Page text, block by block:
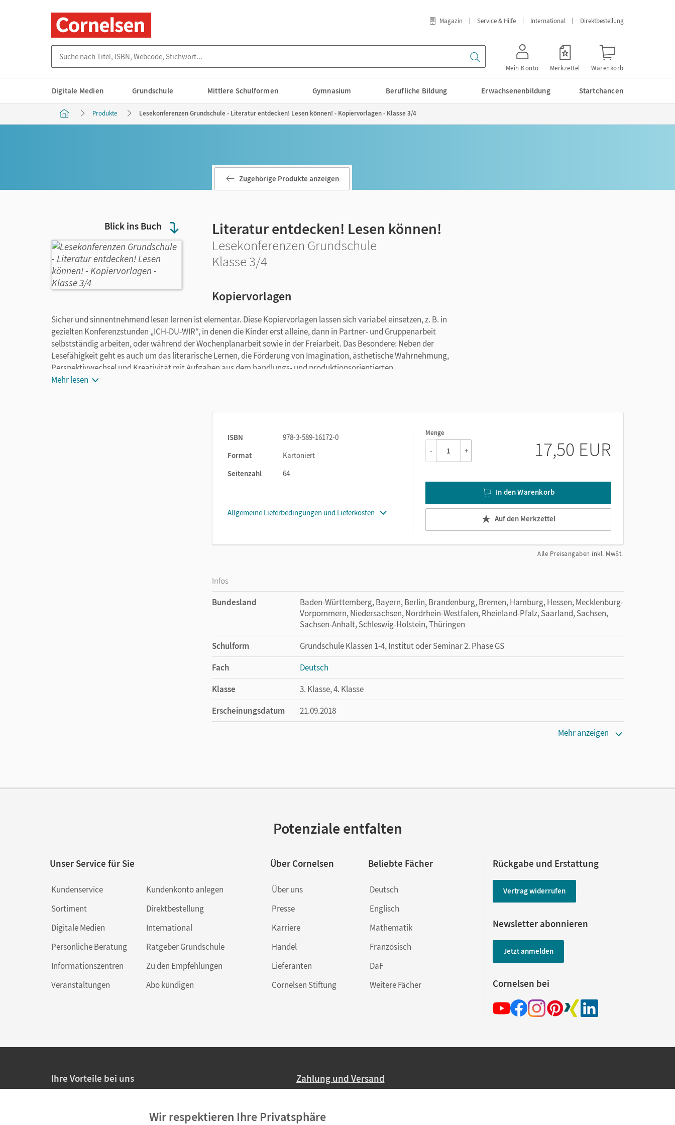
Magazin Service & Hilfe International Direktbestellung
Mein Konto Merkzettel Warenkorb
Digitale Medien Grundschule Mittlere Schulformen Gymnasium Berufliche Bildung Erwachsenenbildung Startchancen
Produkte Lesekonferenzen Grundschule - Literatur entdecken! Lesen können! - Kopiervorlagen - Klasse 3/4
Blick ins Buch
Zugehörige Produkte anzeigen
Literatur entdecken! Lesen können!
Lesekonferenzen Grundschule
Klasse 3/4
Kopiervorlagen
Sicher und sinnentnehmend lesen lernen ist elementar. Diese Kopiervorlagen lassen sich variabel einsetzen, z. B. in
gezielten Konferenzstunden „ICH-DU-WIR“, in denen die Kinder erst alleine, dann in Partner- und Gruppenarbeit
selbstständig arbeiten, oder während der Wochenplanarbeit sowie in der Freiarbeit. Das Besondere: Neben der
Lesefähigkeit geht es auch um das literarische Lernen, die Förderung von Imagination, ästhetische Wahrnehmung,
Perspektivwechsel und Kreativität mit Aufgaben aus dem handlungs- und produktionsorientierten
Literaturunterricht.
Mehr lesen
ISBN
978-3-589-16172-0
Format
Kartoniert
Seitenzahl
64
Allgemeine Lieferbedingungen und Lieferkosten
Menge
1
- + 17,50 EUR
In den Warenkorb
Auf den Merkzettel
Alle Preisangaben inkl. MwSt.
Infos
Bundesland
Baden-Württemberg, Bayern, Berlin, Brandenburg, Bremen, Hamburg, Hessen, Mecklenburg-
Vorpommern, Niedersachsen, Nordrhein-Westfalen, Rheinland-Pfalz, Saarland, Sachsen,
Sachsen-Anhalt, Schleswig-Holstein, Thüringen
Schulform
Grundschule Klassen 1-4, Institut oder Seminar 2. Phase GS
Fach
Deutsch
Klasse
3. Klasse, 4. Klasse
Erscheinungsdatum
21.09.2018
Mehr anzeigen
Potenziale entfalten
Unser Service für Sie
Kundenservice
Sortiment
Digitale Medien
Persönliche Beratung
Informationszentren
Veranstaltungen
Kundenkonto anlegen
Direktbestellung
International
Ratgeber Grundschule
Zu den Empfehlungen
Abo kündigen
Über Cornelsen
Über uns
Presse
Karriere
Handel
Lieferanten
Cornelsen Stiftung
Beliebte Fächer
Deutsch
Englisch
Mathematik
Französisch
DaF
Weitere Fächer
Rückgabe und Erstattung
Vertrag widerrufen
Newsletter abonnieren
Jetzt anmelden
Cornelsen bei
Ihre Vorteile bei uns Zahlung und Versand
Ab 59,– EUR Bestellwert liefern wir versandkostenfrei innerhalb Deutschlands
Wir respektieren Ihre Privatsphäre